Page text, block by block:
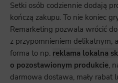
Setki osób codziennie dodają
kończą zakupu. To nie koniec
Remarketing pozwala wrócić
z przypomnieniem delikatnym,
forma to np. reklama lokalna
o pozostawionym produkcie,
darmowa dostawa, mały rabat